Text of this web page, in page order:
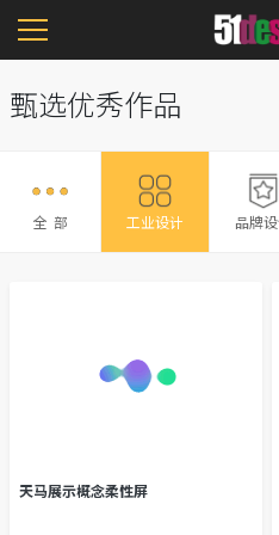
甄选优秀作品
全 部 工业设计 品牌
天马展示概念柔性屏